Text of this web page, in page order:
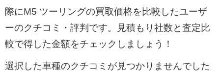
際にM5 ツーリングの買取価格を比較したユーザ
ーのクチコミ・評判です。見積もり社数と査定比
較で得した金額をチェックしましょう！
選択した車種のクチコミが見つかりませんでした